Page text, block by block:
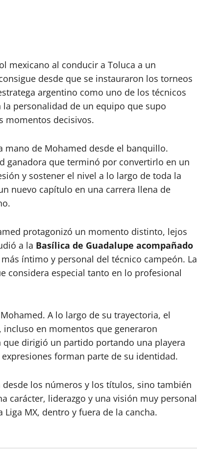
mexicano al conducir a Toluca a un
desde que se instauraron los torneos
argentino como uno de los técnicos
personalidad de un equipo que supo
momentos decisivos.
de Mohamed desde el banquillo.
ganadora que terminó por convertirlo en un
y sostener el nivel a lo largo de toda la
nuevo capítulo en una carrera llena de
protagonizó un momento distinto, lejos
a la Basílica de Guadalupe acompañado
íntimo y personal del técnico campeón. La
considera especial tanto en lo profesional
A lo largo de su trayectoria, el
en momentos que generaron
dirigió un partido portando una playera
forman parte de su identidad.
los números y los títulos, sino también
carácter, liderazgo y una visión muy personal
MX, dentro y fuera de la cancha.